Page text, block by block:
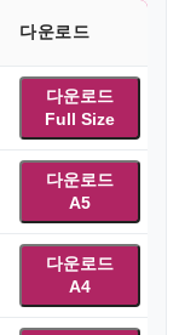
다운로드
다운로드
Full Size
다운로드
A5
다운로드
A4